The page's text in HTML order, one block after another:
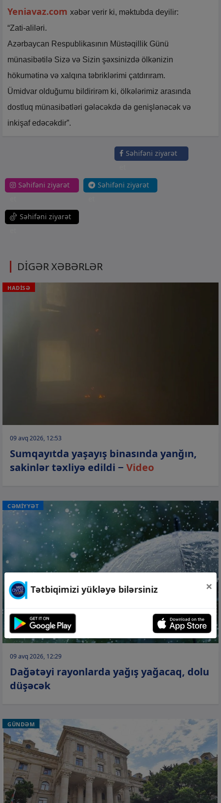
Yeniavaz.com xəbər verir ki, məktubda deyilir:
“Zati-aliləri.
Azərbaycan Respublikasının Müstəqillik Günü
münasibətilə Sizə və Sizin şəxsinizdə ölkənizin
hökumətinə və xalqına təbriklərimi çatdırıram.
Ümidvar olduğumu bildirirəm ki, ölkələrimiz arasında
dostluq münasibətləri gələcəkdə də genişlənəcək və
inkişaf edəcəkdir”.
Səhifəni ziyarət
Səhifəni ziyarət
Səhifəni ziyarət
Səhifəni ziyarət
DİGƏR XƏBƏRLƏR
HADİSƏ
09 avq 2026, 12:53
Sumqayıtda yaşayış binasında yanğın,
sakinlər təxliyə edildi − Video
CƏMİYYƏT
09 avq 2026, 12:29
Dağətəyi rayonlarda yağış yağacaq, dolu
düşəcək
GÜNDƏM
Tətbiqimizi yükləyə bilərsiniz ×